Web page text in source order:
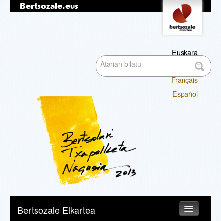
Bertsozale.eus
Tresna
pertsonalak
Euskara
English
Français
Español
Bilatu atarian
aurreratua…
Bertsozale Elkartea